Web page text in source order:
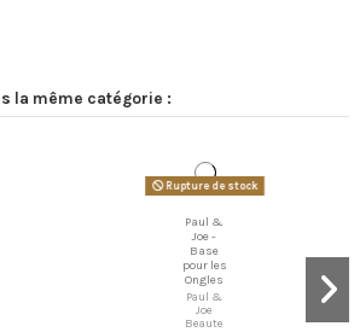
la même catégorie :
Vernis à
Ongles
Paul &
Joe -
Vernis à
Ongles
Tulle